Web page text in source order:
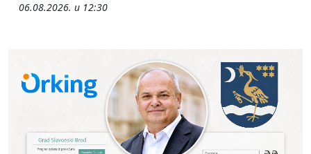
06.08.2026. u 12:30